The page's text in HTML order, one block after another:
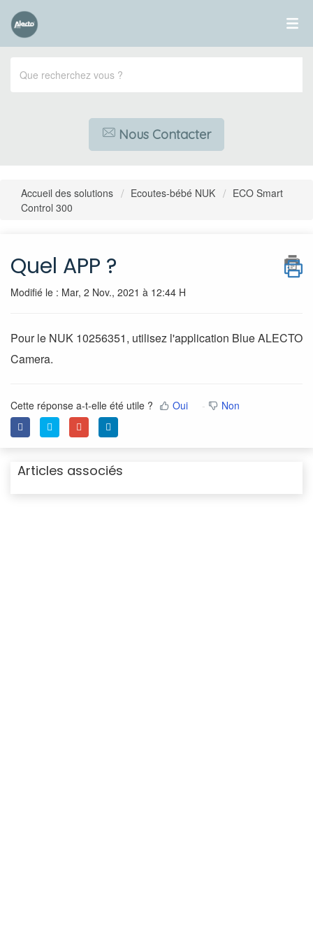
Nous Contacter
Accueil des solutions Ecoutes-bébé NUK
ECO Smart
Control 300
Quel APP ?
Modifié le : Mar, 2 Nov., 2021 à 12:44 H
Pour le NUK 10256351, utilisez l'application Blue ALECTO
Camera.
Cette réponse a-t-elle été utile ? Oui Non
Articles associés